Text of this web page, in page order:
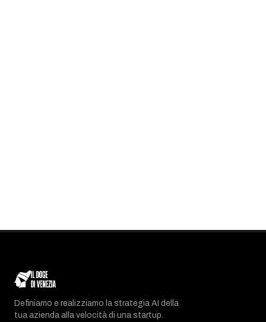
Definiamo e realizziamo la strategia AI della
tua azienda alla velocità di una startup.